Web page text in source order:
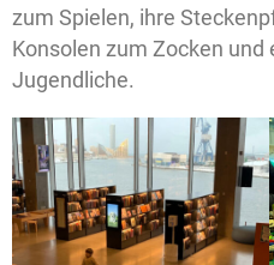
zum Spielen, ihre
Konsolen zum Zocken
Jugendliche.